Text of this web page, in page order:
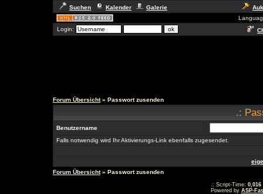
Suchen Kalender Galerie
Login:
Forum Übersicht» Passwort zusenden
.:
Benutzername
Falls notwendig wird Ihr Aktivierungs-Link ebenfalls zugesendet.
Forum Übersicht» Passwort zusenden
.: Script-Time: 0,016
Powered by ASP-